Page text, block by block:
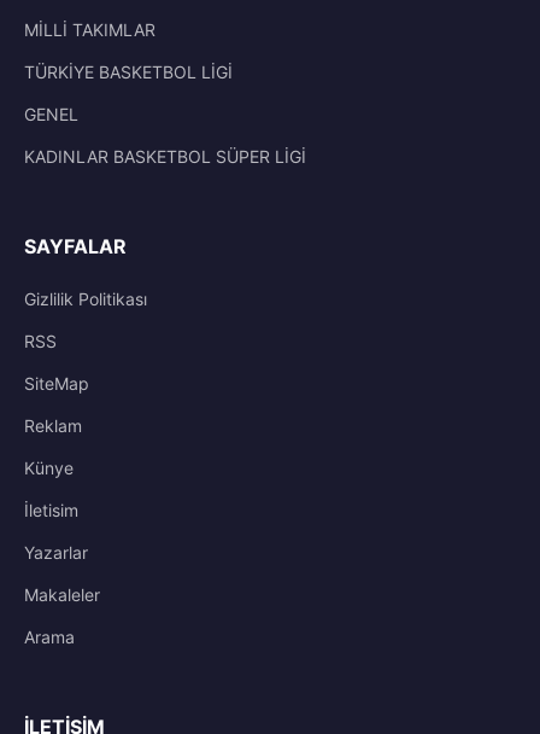
MİLLİ TAKIMLAR
TÜRKİYE BASKETBOL LİGİ
GENEL
KADINLAR BASKETBOL SÜPER LİGİ
SAYFALAR
Gizlilik Politikası
RSS
SiteMap
Reklam
Künye
İletisim
Yazarlar
Makaleler
Arama
İLETIŞIM